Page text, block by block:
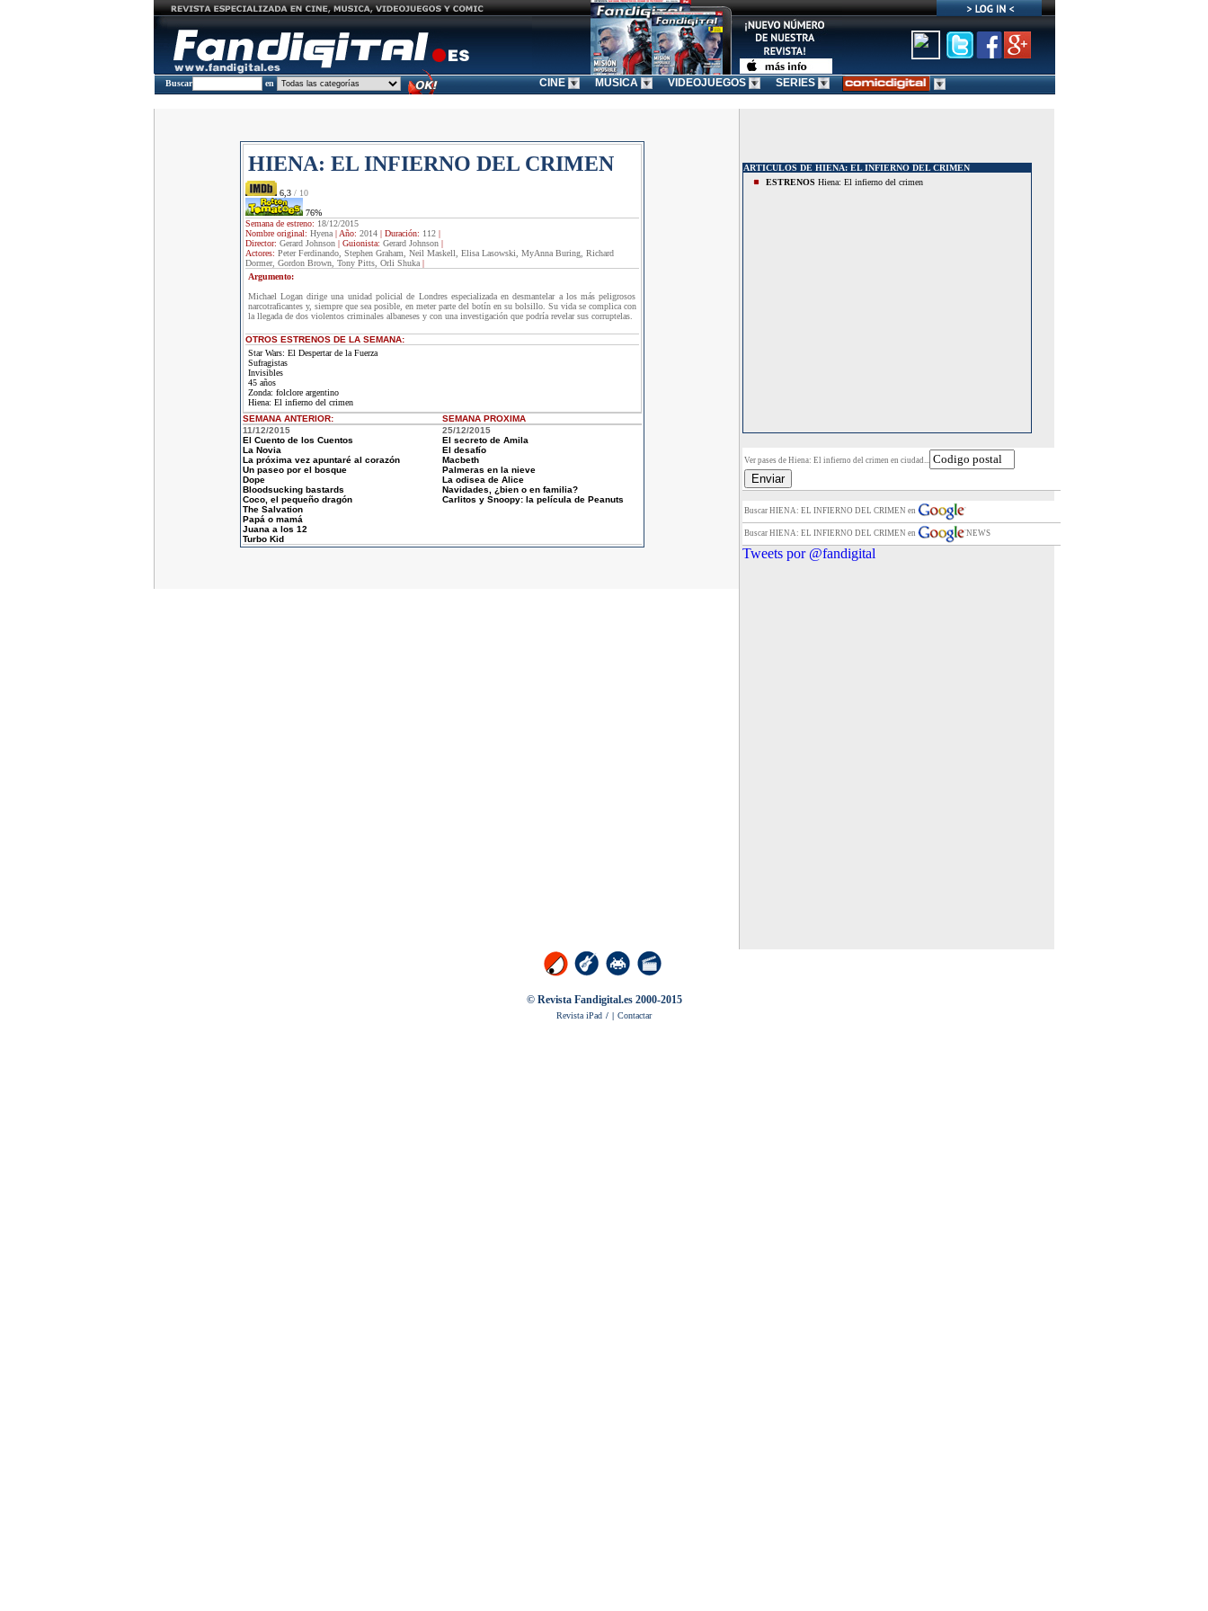
Buscar en CINE MUSICA VIDEOJUEGOS SERIES
HIENA: EL INFIERNO DEL CRIMEN
6,3 / 10
76%
Semana de estreno: 18/12/2015
Nombre original: Hyena| Año: 2014| Duración: 112|
Director: Gerard Johnson| Guionista: Gerard Johnson|
Actores: Peter Ferdinando, Stephen Graham, Neil Maskell, Elisa Lasowski, MyAnna Buring, Richard
Dormer, Gordon Brown, Tony Pitts, Orli Shuka|
Argumento:
Michael Logan dirige una unidad policial de Londres especializada en desmantelar a los más peligrosos
narcotraficantes y, siempre que sea posible, en meter parte del botín en su bolsillo. Su vida se complica con
la llegada de dos violentos criminales albaneses y con una investigación que podría revelar sus corruptelas.
OTROS ESTRENOS DE LA SEMANA:
Star Wars: El Despertar de la Fuerza
Sufragistas
Invisibles
45 años
Zonda: folclore argentino
Hiena: El infierno del crimen
SEMANA ANTERIOR: SEMANA PROXIMA
11/12/2015
El Cuento de los Cuentos
La Novia
La próxima vez apuntaré al corazón
Un paseo por el bosque
Dope
Bloodsucking bastards
Coco, el pequeño dragón
The Salvation
Papá o mamá
Juana a los 12
Turbo Kid
25/12/2015
El secreto de Amila
El desafío
Macbeth
Palmeras en la nieve
La odisea de Alice
Navidades, ¿bien o en familia?
Carlitos y Snoopy: la película de Peanuts
ARTICULOS DE HIENA: EL INFIERNO DEL CRIMEN
ESTRENOS Hiena: El infierno del crimen
Ver pases de Hiena: El infierno del crimen en ciudad...
Buscar HIENA: EL INFIERNO DEL CRIMEN en
Buscar HIENA: EL INFIERNO DEL CRIMEN en NEWS
Tweets por @fandigital
© Revista Fandigital.es 2000-2015
Revista iPad / | Contactar